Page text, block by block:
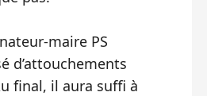
maire PS
d’attouchements
final, il aura suffi à